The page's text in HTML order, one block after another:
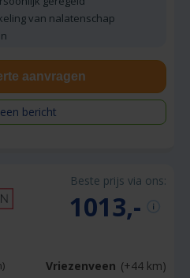
van nalatenschap
aanvragen
bericht
Beste prijs via ons:
1013,-
Vriezenveen (+44 km)